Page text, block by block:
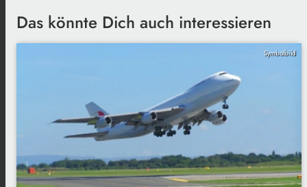
Das könnte Dich auch interessieren
Symbolbild